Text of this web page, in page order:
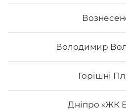
Володимир
Горішні
Дніпро «ЖК